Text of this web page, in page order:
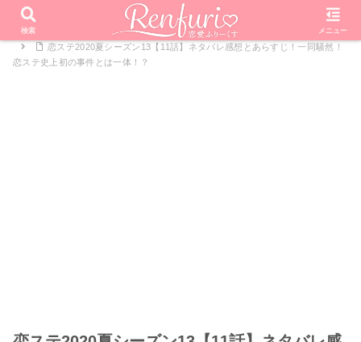
PR
ホーム 恋愛リアリティーショー
恋する♥週末ホームステイ
恋ステ2020夏シーズン13【11話】ネタバレ感想とあらすじ！一同騒然！
恋ステ史上初の事件とは一体！？
検索 メニュー